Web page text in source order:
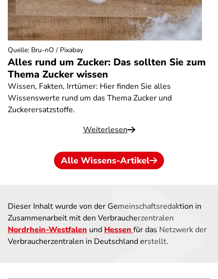
Alles rund um Zucker: Das sollten Sie zum
Thema Zucker wissen
Wissen, Fakten, Irrtümer: Hier finden Sie alles
Wissenswerte rund um das Thema Zucker und
Zuckerersatzstoffe.
Weiterlesen
Quelle: Bru-nO / Pixabay
Alle Wissens-Artikel
Dieser Inhalt wurde von der Gemeinschaftsredaktion in
Zusammenarbeit mit den Verbraucherzentralen
Nordrhein-Westfalen und Hessen für das Netzwerk der
Verbraucherzentralen in Deutschland erstellt.